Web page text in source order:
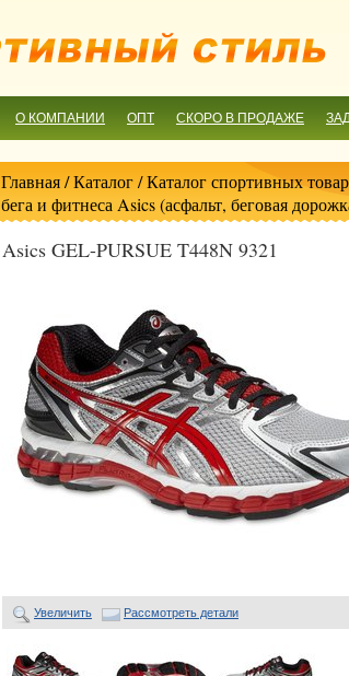
О КОМПАНИИ ОПТ СКОРО В ПРОДАЖЕ
Главная/ Каталог /Каталог спортивных
бега и фитнеса Asics (асфальт, беговая
Asics GEL-PURSUE T448N 9321
Увеличить Рассмотреть детали